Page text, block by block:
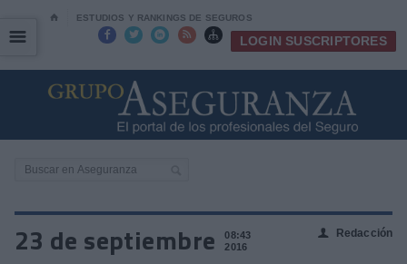
⌂ ESTUDIOS Y RANKINGS DE SEGUROS
     LOGIN SUSCRIPTORES
☰
☰
23 de septiembre
08:43
2016
👤 Redacción